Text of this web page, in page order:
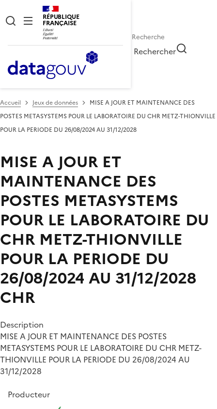
RÉPUBLIQUE
FRANÇAISE
Rechercher
Accueil Jeux de données
MISE A JOUR ET MAINTENANCE DES
POSTES METASYSTEMS POUR LE LABORATOIRE DU CHR METZ-THIONVILLE
POUR LA PERIODE DU 26/08/2024 AU 31/12/2028
MISE A JOUR ET
MAINTENANCE DES
POSTES METASYSTEMS
POUR LE LABORATOIRE DU
CHR METZ-THIONVILLE
POUR LA PERIODE DU
26/08/2024 AU 31/12/2028
CHR
Description
MISE A JOUR ET MAINTENANCE DES POSTES
METASYSTEMS POUR LE LABORATOIRE DU CHR METZ-
THIONVILLE POUR LA PERIODE DU 26/08/2024 AU
31/12/2028
Producteur